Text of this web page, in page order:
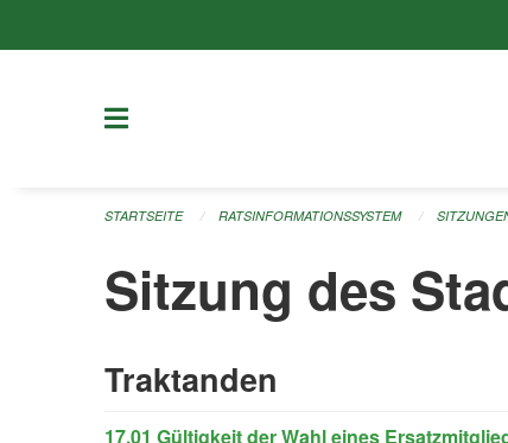
STARTSEITE RATSINFORMATIONSSYSTEM
Sitzung des
Traktanden
17.01 Gültigkeit der Wahl eines